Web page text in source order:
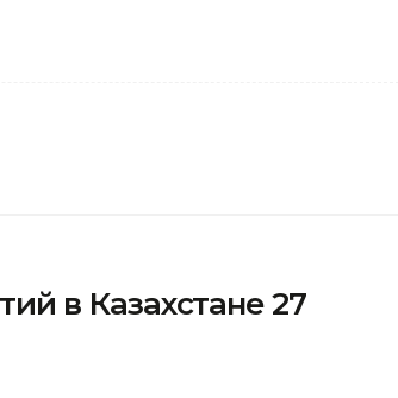
в Казахстане 27